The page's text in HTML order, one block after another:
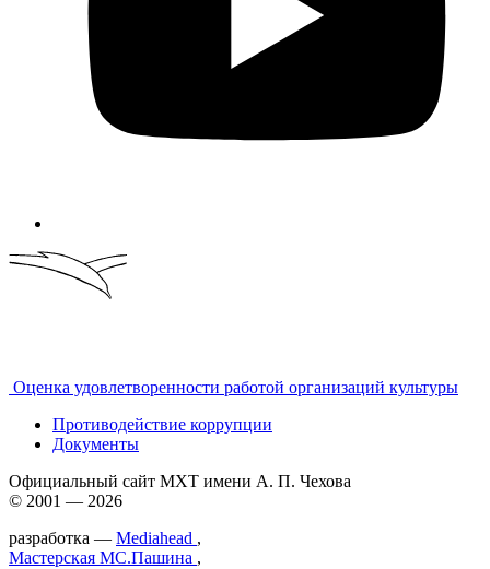
Оценка удовлетворенности работой организаций культуры
Противодействие коррупции
Документы
Официальный сайт МХТ имени А. П. Чехова
© 2001 — 2026
разработка — Mediahead ,
Мастерская МС.Пашина ,